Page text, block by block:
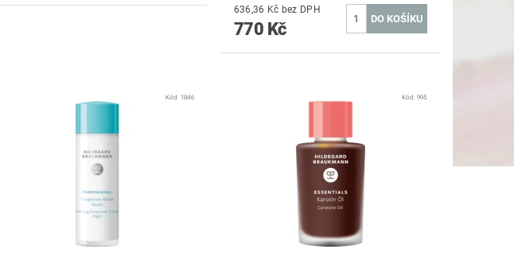
636,36 Kč bez DPH
770 Kč
Kód: 1846 Kód: 995